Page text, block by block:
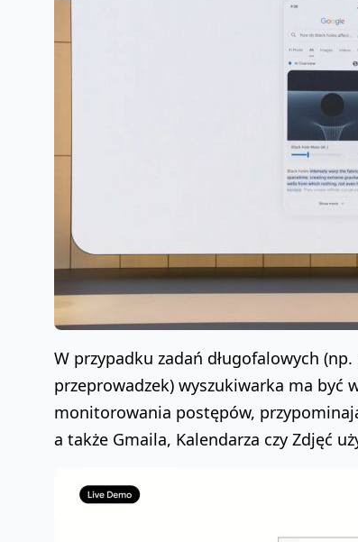
W przypadku zadań długofalowych
przeprowadzek) wyszukiwarka ma być
monitorowania postępów,
a także Gmaila, Kalendarza czy Zdjęć